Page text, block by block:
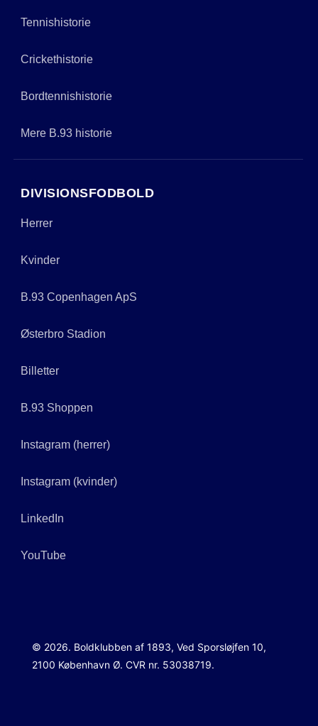
Tennishistorie
Crickethistorie
Bordtennishistorie
Mere B.93 historie
DIVISIONSFODBOLD
Herrer
Kvinder
B.93 Copenhagen ApS
Østerbro Stadion
Billetter
B.93 Shoppen
Instagram (herrer)
Instagram (kvinder)
LinkedIn
YouTube
© 2026. Boldklubben af 1893, Ved Sporsløjfen 10,
2100 København Ø. CVR nr. 53038719.